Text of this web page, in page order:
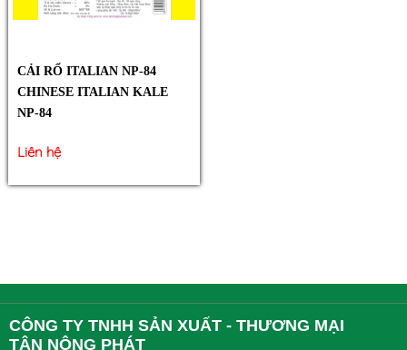
CẢI RỔ ITALIAN NP-84
CHINESE ITALIAN KALE
NP-84
Liên hệ
CÔNG TY TNHH SẢN XUẤT - THƯƠNG MẠI
TÂN NÔNG PHÁT